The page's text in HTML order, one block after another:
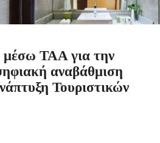
ΤΑΑ για την
αναβάθμιση
Τουριστικών